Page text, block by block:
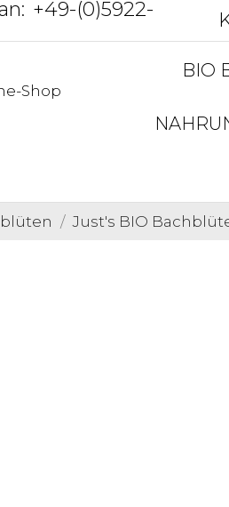
+49-(0)5922-
BIO
Just's BIO